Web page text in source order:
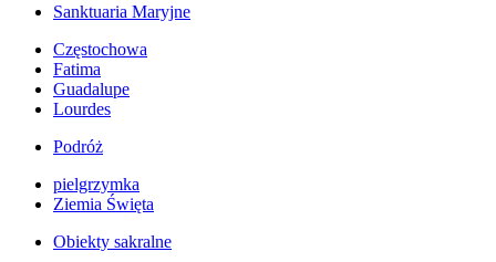
Sanktuaria Maryjne
Częstochowa
Fatima
Guadalupe
Lourdes
Podróż
pielgrzymka
Ziemia Święta
Obiekty sakralne